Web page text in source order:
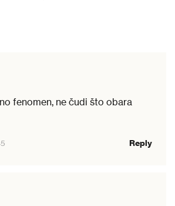
fenomen, ne čudi što obara
Reply